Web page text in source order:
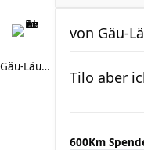
Gäu-Läufer
von Gäu-
Tilo aber
600Km